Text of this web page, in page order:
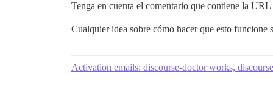
Tenga en cuenta el comentario que contiene la
Cualquier idea sobre cómo hacer que esto funcione
Activation emails: discourse-doctor works,